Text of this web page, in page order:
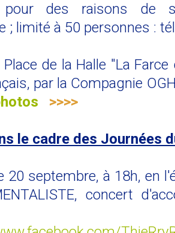
pour des raisons de
; limité à 50 personnes :
de la Halle "La Farce
par la Compagnie
>>>>
le cadre des Journées
20 septembre, à 18h, en
concert